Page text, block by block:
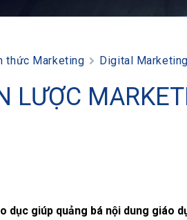
thức Marketing Digital Marketing
LƯỢC
dục giúp quảng bá nội dung giáo